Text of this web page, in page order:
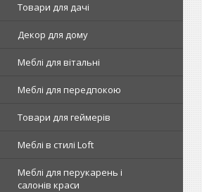
Товари для дачі
Декор для дому
Меблі для вітальні
Меблі для передпокою
Товари для геймерів
Меблі в стилі Loft
Меблі для перукарень і
салонів краси